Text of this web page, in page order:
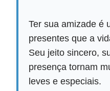
Ter sua amizade é
presentes que a
Seu jeito sincero,
presença tornam
leves e especiais.